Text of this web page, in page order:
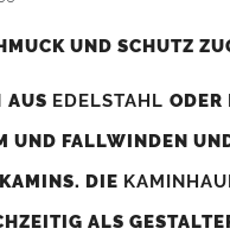
UND SCHUTZ
AUS EDELSTAHL ODER
UND FALLWINDEN
DIE
ALS